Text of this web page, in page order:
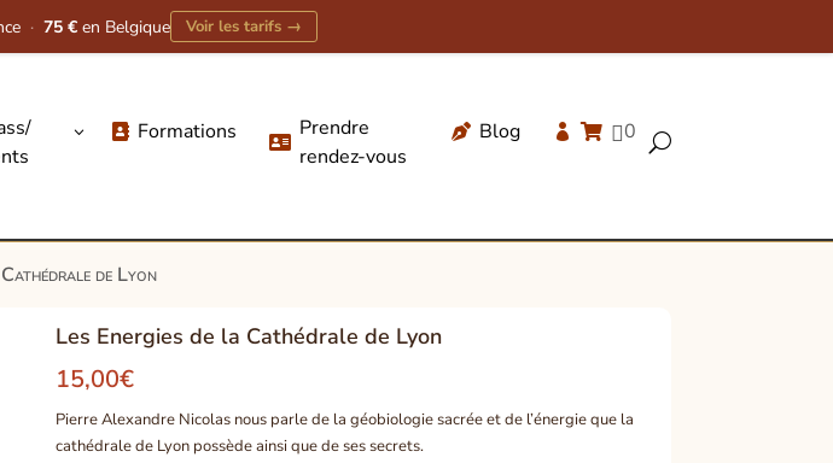
· 75 € en Belgique Voir les tarifs →
3  Formations 
Prendre
rendez-vous
 Blog   0 U
produits
de Lyon
Les Energies de la Cathédrale de Lyon
15,00€
Pierre Alexandre Nicolas nous parle de la géobiologie sacrée et de l’énergie que la
cathédrale de Lyon possède ainsi que de ses secrets.